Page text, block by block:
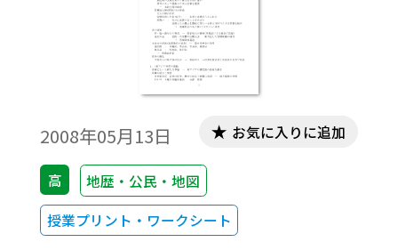
2008年05月13日
高
地歴・公民・地図
授業プリント・ワークシート
お気に入りに追加